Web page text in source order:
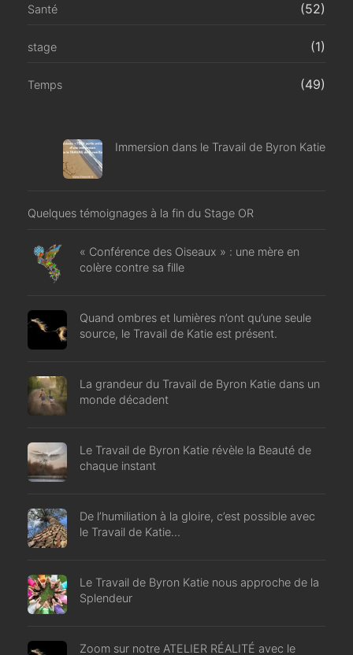
Santé (52)
stage (1)
Temps (49)
Immersion dans le Travail de Byron Katie
Quelques témoignages à la fin du Stage OR
« Conférence des Oiseaux » : une mère en
colère contre sa fille
Quand ombres et lumières n’ont qu’une seule
source, le Travail de Katie est présent.
La grandeur du Travail de Byron Katie dans un
monde décadent
Le Travail de Byron Katie révèle la Beauté de
chaque instant
De l’humiliation à la gloire, c’est possible avec
le Travail de Katie…
Le Travail de Byron Katie nous approche de la
Splendeur
Zoom sur notre ATELIER RÉALITÉ avec le